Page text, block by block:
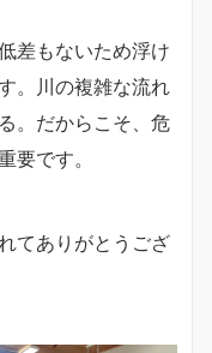
差もないため浮け
。川の複雑な流れ
。だからこそ、危
要です。
てありがとうござ